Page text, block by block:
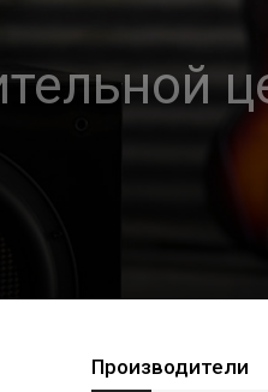
Производители